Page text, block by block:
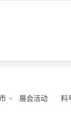
展会活动 料